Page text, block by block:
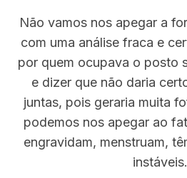
Não vamos nos apegar a
com uma análise fraca e
por quem ocupava o posto
e dizer que não daria
juntas, pois geraria muita
podemos nos apegar ao
engravidam, menstruam,
instáveis.